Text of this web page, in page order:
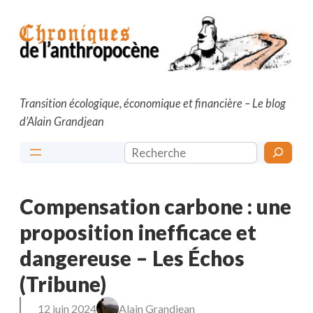
contenu
Transition écologique, économique et financière – Le blog
d’Alain Grandjean
Rechercher
Compensation carbone : une
proposition inefficace et
dangereuse – Les Échos
(Tribune)
12 juin 2024 Alain Grandjean